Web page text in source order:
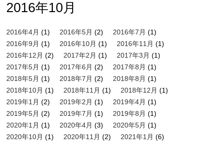
2016年10月
2016年4月 (1) 2016年5月 (2) 2016年7月 (1)
2016年9月 (1) 2016年10月 (1) 2016年11月 (1)
2016年12月 (2) 2017年2月 (1) 2017年3月 (1)
2017年5月 (1) 2017年6月 (2) 2017年8月 (1)
2018年5月 (1) 2018年7月 (2) 2018年8月 (1)
2018年10月 (1) 2018年11月 (1) 2018年12月 (1)
2019年1月 (2) 2019年2月 (1) 2019年4月 (1)
2019年5月 (2) 2019年7月 (1) 2019年8月 (1)
2020年1月 (1) 2020年4月 (3) 2020年5月 (1)
2020年10月 (1) 2020年11月 (2) 2021年1月 (6)